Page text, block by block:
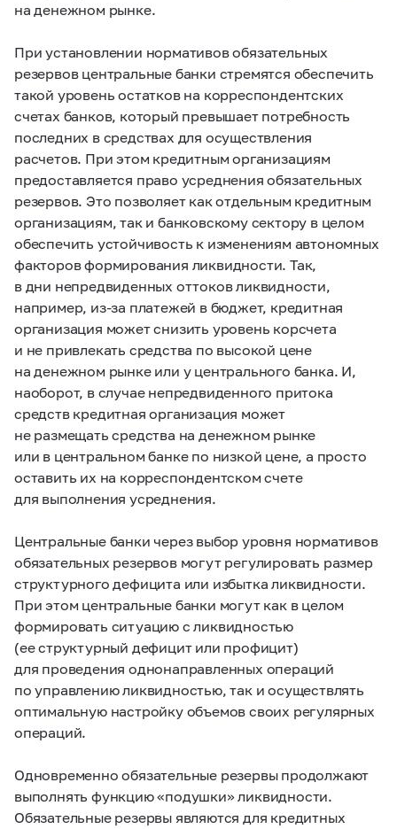
на денежном рынке.
При установлении нормативов обязательных
резервов центральные банки стремятся обеспечить
такой уровень остатков на корреспондентских
счетах банков, который превышает потребность
последних в средствах для осуществления
расчетов. При этом кредитным организациям
предоставляется право усреднения обязательных
резервов. Это позволяет как отдельным кредитным
организациям, так и банковскому сектору в целом
обеспечить устойчивость к изменениям автономных
факторов формирования ликвидности. Так,
в дни непредвиденных оттоков ликвидности,
например, из-за платежей в бюджет, кредитная
организация может снизить уровень корсчета
и не привлекать средства по высокой цене
на денежном рынке или у центрального банка. И,
наоборот, в случае непредвиденного притока
средств кредитная организация может
не размещать средства на денежном рынке
или в центральном банке по низкой цене, а просто
оставить их на корреспондентском счете
для выполнения усреднения.
Центральные банки через выбор уровня нормативов
обязательных резервов могут регулировать размер
структурного дефицита или избытка ликвидности.
При этом центральные банки могут как в целом
формировать ситуацию с ликвидностью
(ее структурный дефицит или профицит)
для проведения однонаправленных операций
по управлению ликвидностью, так и осуществлять
оптимальную настройку объемов своих регулярных
операций.
Одновременно обязательные резервы продолжают
выполнять функцию «подушки» ликвидности.
Обязательные резервы являются для кредитных